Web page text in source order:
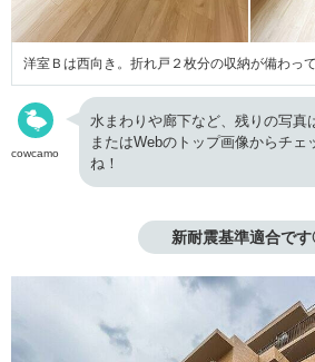
洋室Ｂは西向き。折れ戸２枚分の収納が備わって
cowcamo
水まわりや廊下など、残りの写真
またはWebのトップ画像からチェ
ね！
新耐震基準適合で